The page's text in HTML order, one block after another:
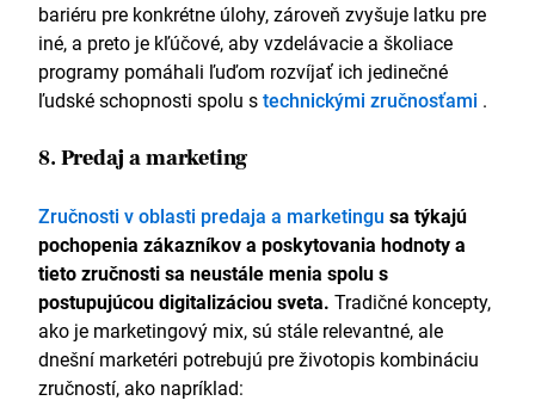
bariéru pre konkrétne úlohy, zároveň zvyšuje latku pre
iné, a preto je kľúčové, aby vzdelávacie a školiace
programy pomáhali ľuďom rozvíjať ich jedinečné
ľudské schopnosti spolu stechnickými zručnosťami .
8. Predaj a marketing
Zručnosti v oblasti predaja a marketingu sa týkajú
pochopenia zákazníkov a poskytovania hodnoty a
tieto zručnosti sa neustále menia spolu s
postupujúcou digitalizáciou sveta. Tradičné koncepty,
ako je marketingový mix, sú stále relevantné, ale
dnešní marketéri potrebujú pre životopis kombináciu
zručností, ako napríklad: